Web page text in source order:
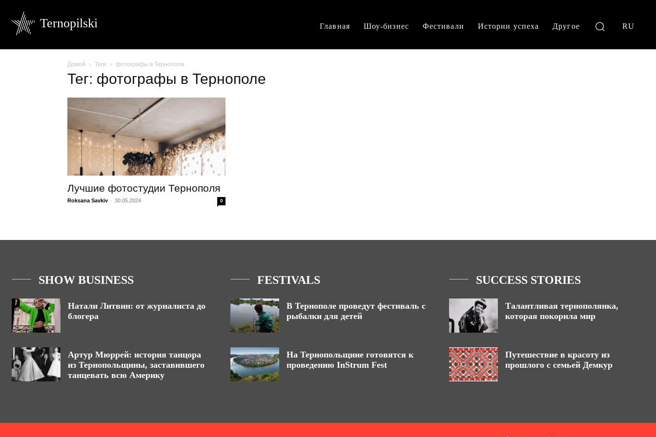
Ternopilski Главная Шоу-бизнес Фестивали Истории успеха Другое RU
Домой Теги фотографы в Тернополе
Тег: фотографы в Тернополе
Лучшие фотостудии Тернополя
Roksana Savkiv - 30.05.2024 0
SHOW BUSINESS
Натали Литвин: от журналиста до
блогера
Артур Мюррей: история танцора
из Тернопольщины, заставившего
танцевать всю Америку
FESTIVALS
В Тернополе проведут фестиваль с
рыбалки для детей
На Тернопольщине готовятся к
проведению InStrum Fest
SUCCESS STORIES
Талантливая тернополянка,
которая покорила мир
Путешествие в красоту из
прошлого с семьей Демкур